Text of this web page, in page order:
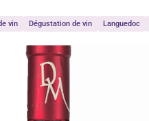
vin Dégustation de vin Languedoc